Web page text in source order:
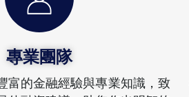
專業團隊
富的金融經驗與專業知識，致